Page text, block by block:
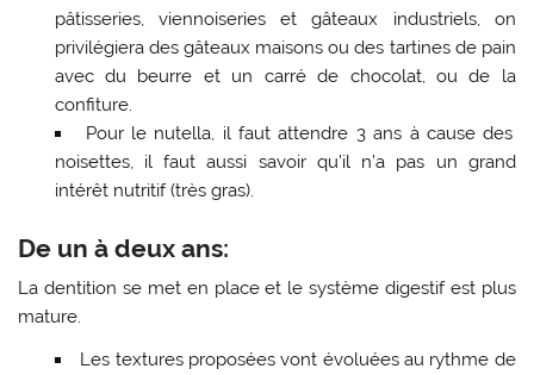
pâtisseries, viennoiseries et gâteaux industriels, on
privilégiera des gâteaux maisons ou des tartines de pain
avec du beurre et un carré de chocolat, ou de la
confiture.
Pour le nutella, il faut attendre 3 ans à cause des
noisettes, il faut aussi savoir qu’il n’a pas un grand
intérêt nutritif (très gras).
De un à deux ans:
La dentition se met en place et le système digestif est plus
mature.
Les textures proposées vont évoluées au rythme de